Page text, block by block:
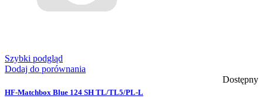
Szybki podgląd
Dodaj do porównania
Dostępny
HF-Matchbox Blue 124 SH TL/TL5/PL-L